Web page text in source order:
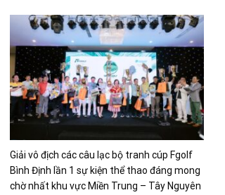
Giải vô địch các câu lạc bộ tranh cúp Fgolf
Bình Định lần 1 sự kiện thể thao đáng mong
chờ nhất khu vực Miền Trung – Tây Nguyên